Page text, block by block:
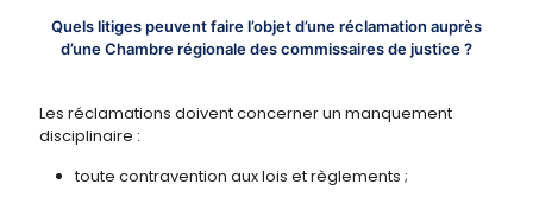
Quels litiges peuvent faire l’objet d’une réclamation auprès
d’une Chambre régionale des commissaires de justice ?
Les réclamations doivent concerner un manquement
disciplinaire :
toute contravention aux lois et règlements ;